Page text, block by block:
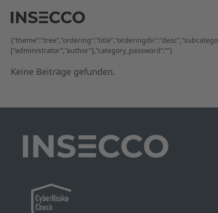
content
mobile
menu
mobile
menu
[“administrator”,”author”],”category_password”:””}
Keine Beiträge gefunden.